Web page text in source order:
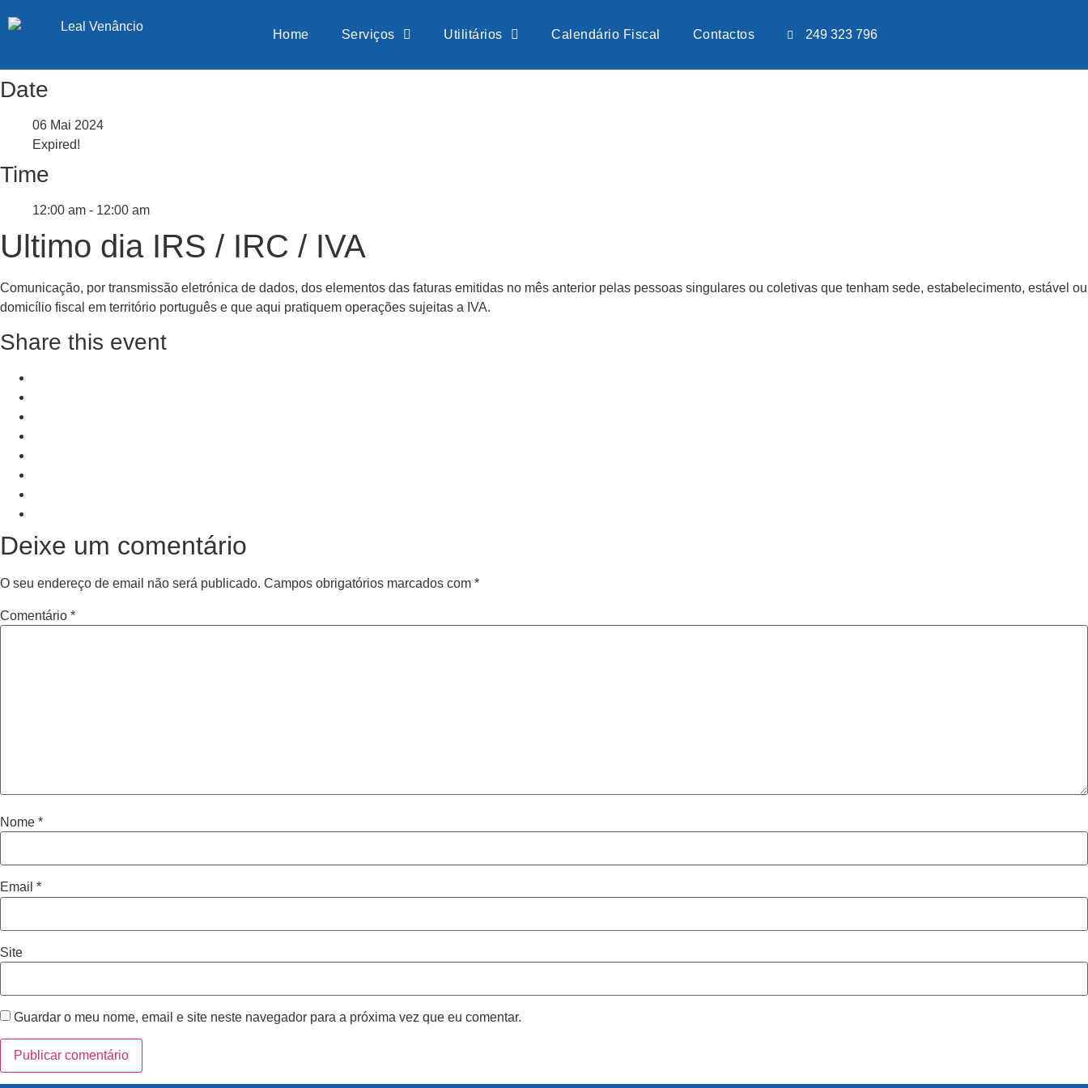
Home Serviços Utilitários Calendário Fiscal Contactos 249 323 796
Date
06 Mai 2024
Expired!
Time
12:00 am - 12:00 am
Ultimo dia IRS / IRC / IVA
Comunicação, por transmissão eletrónica de dados, dos elementos das faturas emitidas no mês anterior pelas pessoas singulares ou coletivas que tenham sede, estabelecimento, estável ou
domicílio fiscal em território português e que aqui pratiquem operações sujeitas a IVA.
Share this event
Deixe um comentário
O seu endereço de email não será publicado. Campos obrigatórios marcados com *
Comentário *
Nome *
Email *
Site
Guardar o meu nome, email e site neste navegador para a próxima vez que eu comentar.